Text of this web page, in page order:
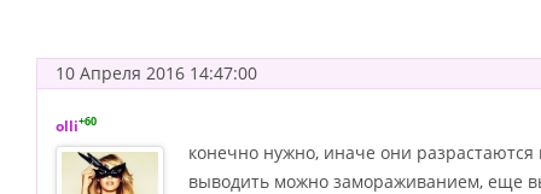
10 Апреля 2016 14:47:00
olli+60
конечно нужно, иначе они
выводить можно замораживанием, еще